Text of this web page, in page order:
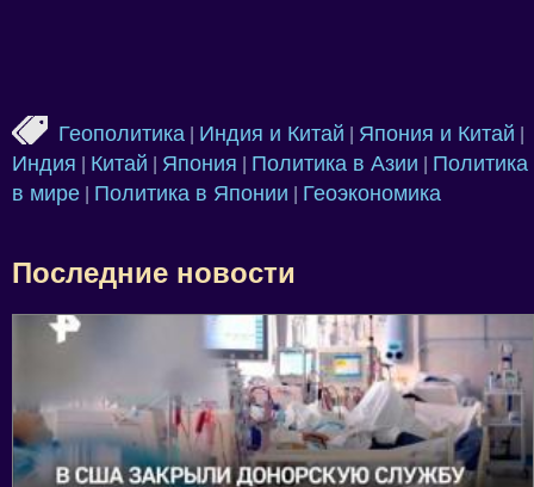
Геополитика Индия и Китай Япония и Китай
Индия Китай Япония Политика в Азии
Политика
в мире
Политика в Японии Геоэкономика
Последние новости